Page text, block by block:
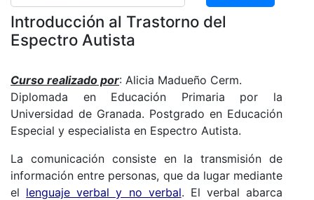
Introducción al Trastorno del
Espectro Autista
Curso realizado por: Alicia Madueño Cerm.
Diplomada en Educación Primaria por la
Universidad de Granada. Postgrado en Educación
Especial y especialista en Espectro Autista.
La comunicación consiste en la transmisión de
información entre personas, que da lugar mediante
el lenguaje verbal y no verbal. El verbal abarca